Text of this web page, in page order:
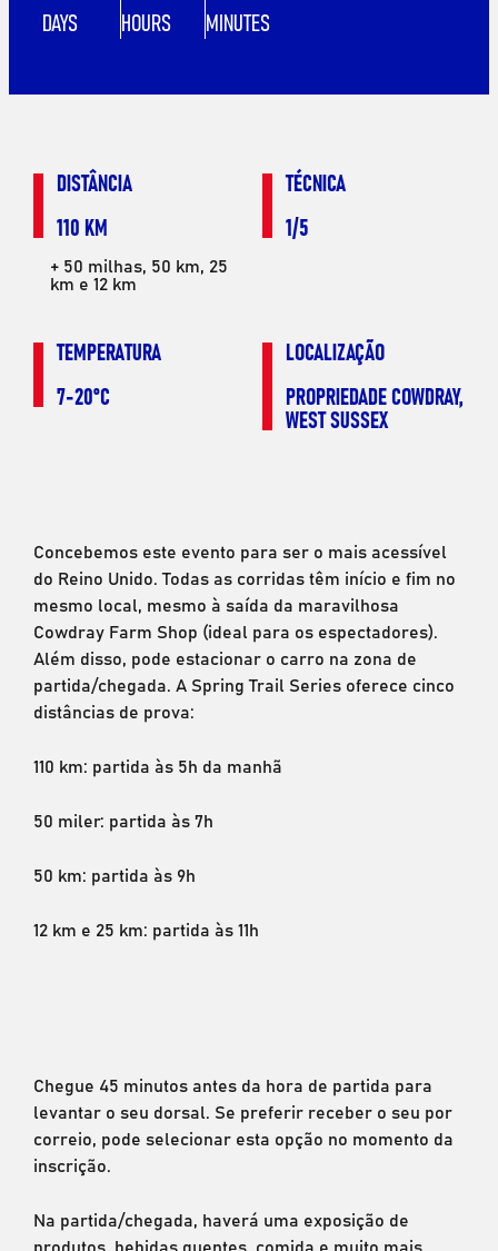
DAYS HOURS MINUTES
DISTÂNCIA
110 KM
+ 50 milhas, 50 km, 25
km e 12 km
TÉCNICA
1/5
TEMPERATURA
7-20°C
LOCALIZAÇÃO
PROPRIEDADE COWDRAY,
WEST SUSSEX
Concebemos este evento para ser o mais acessível
do Reino Unido. Todas as corridas têm início e fim no
mesmo local, mesmo à saída da maravilhosa
Cowdray Farm Shop (ideal para os espectadores).
Além disso, pode estacionar o carro na zona de
partida/chegada. A Spring Trail Series oferece cinco
distâncias de prova:
110 km: partida às 5h da manhã
50 miler: partida às 7h
50 km: partida às 9h
12 km e 25 km: partida às 11h
Chegue 45 minutos antes da hora de partida para
levantar o seu dorsal. Se preferir receber o seu por
correio, pode selecionar esta opção no momento da
inscrição.
Na partida/chegada, haverá uma exposição de
produtos, bebidas quentes, comida e muito mais.